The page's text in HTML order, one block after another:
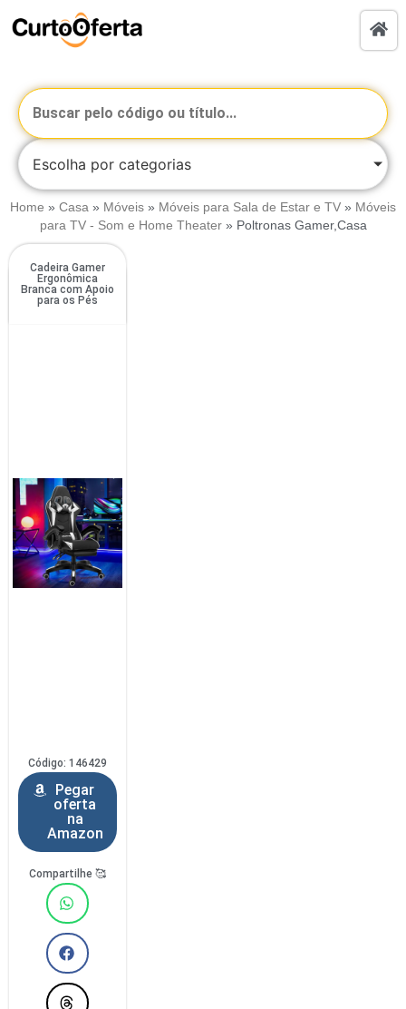
Escolha por categorias
Home » Casa » Móveis » Móveis para Sala de Estar e TV » Móveis
para TV - Som e Home Theater» Poltronas Gamer,Casa
Cadeira Gamer
Ergonômica
Branca com Apoio
para os Pés
Código: 146429
Pegar
oferta
na
Amazon
Compartilhe 🥰